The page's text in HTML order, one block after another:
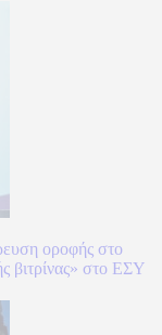
οροφής στο
βιτρίνας» στο ΕΣΥ